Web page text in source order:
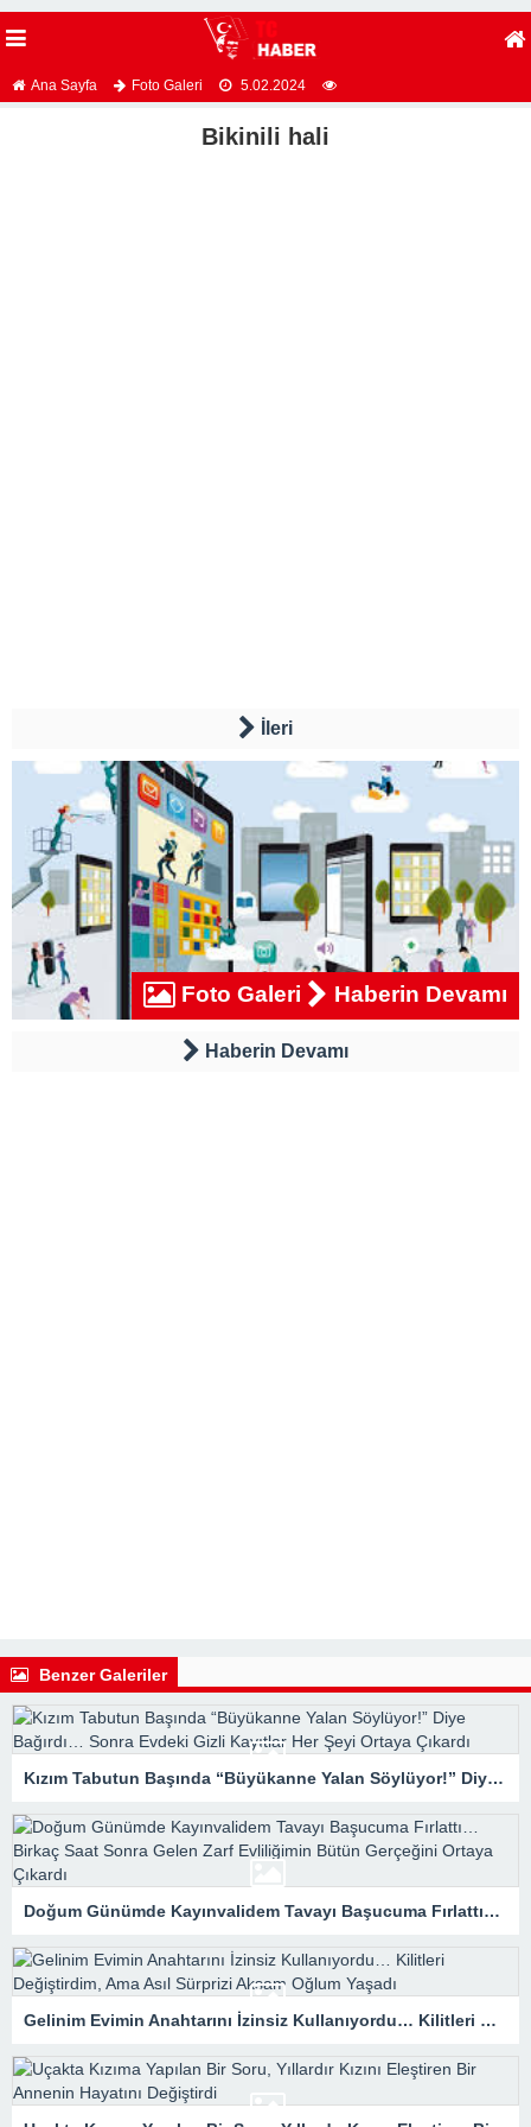
Ana Sayfa Foto Galeri 5.02.2024
Bikinili hali
İleri
Foto Galeri Haberin Devamı
Haberin Devamı
Benzer Galeriler
Kızım Tabutun Başında “Büyükanne Yalan Söylüyor!” Diye Bağırdı… Sonra Evdeki Gizli Kayıtlar Her Şeyi Ortaya Çıkardı
Doğum Günümde Kayınvalidem Tavayı Başucuma Fırlattı… Birkaç Saat Sonra Gelen Zarf Evliliğimin Bütün Gerçeğini Ortaya Çıkardı
Gelinim Evimin Anahtarını İzinsiz Kullanıyordu… Kilitleri Değiştirdim, Ama Asıl Sürprizi Akşam Oğlum Yaşadı